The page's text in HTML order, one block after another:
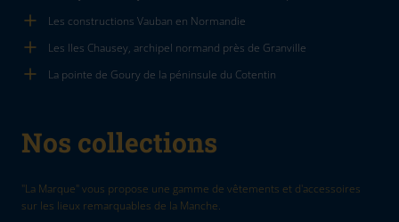
Les constructions Vauban en Normandie
Les Iles Chausey, archipel normand près de Granville
La pointe de Goury de la péninsule du Cotentin
Nos collections
"La Marque" vous propose une gamme de vêtements et d'accessoires
sur les lieux remarquables de la Manche.